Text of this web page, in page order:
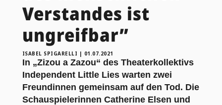
Verstandes ist
ungreifbar”
ISABEL SPIGARELLI | 01.07.2021
In „Zizou a Zazou“ des Theaterkollektivs
Independent Little Lies warten zwei
Freundinnen gemeinsam auf den Tod. Die
Schauspielerinnen Catherine Elsen und